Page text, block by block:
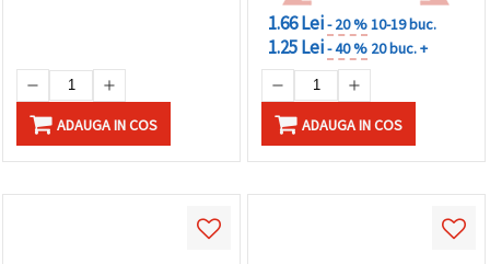
ADAUGA IN COS
1.66 Lei- 20 %10-19 buc.
1.25 Lei- 40 % 20 buc. +
ADAUGA IN COS